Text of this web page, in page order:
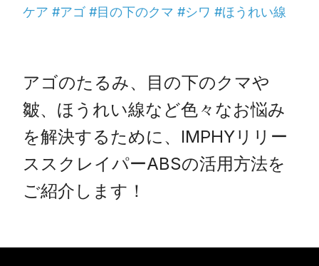
ケア #アゴ #目の下のクマ #シワ #ほうれい線
アゴのたるみ、目の下のクマや
皺、ほうれい線など色々なお悩み
を解決するために、IMPHYリリー
ススクレイパーABSの活用方法を
ご紹介します！